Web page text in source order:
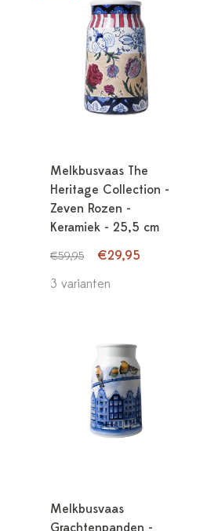
Melkbusvaas The
Heritage Collection -
Zeven Rozen -
Keramiek - 25,5 cm
€59,95
€29,95
3 varianten
Melkbusvaas
Grachtenpanden -